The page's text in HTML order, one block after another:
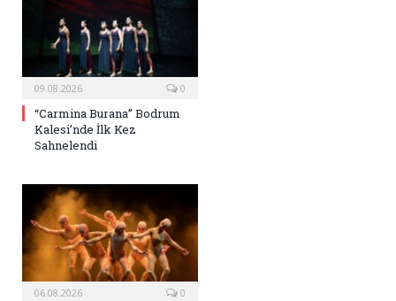
09.08.2026 0
“Carmina Burana” Bodrum
Kalesi’nde İlk Kez
Sahnelendi
06.08.2026 0